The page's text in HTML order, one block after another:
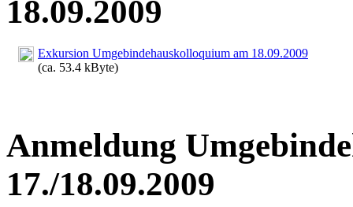
18.09.2009
Exkursion Umgebindehauskolloquium am 18.09.2009
(ca. 53.4 kByte)
Anmeldung
17./18.09.2009